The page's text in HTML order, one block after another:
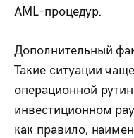
AML-процедур.
Дополнительный
Такие ситуации
операционной
инвестиционном
как правило,